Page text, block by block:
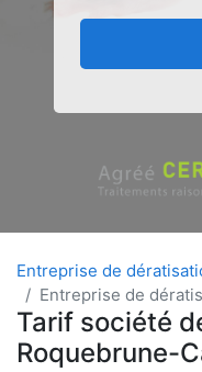
Entreprise de
Entreprise de
Tarif société
Roquebrune-